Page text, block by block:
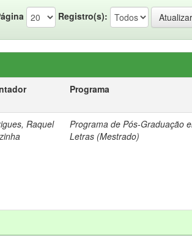
Registro(s):
Programa
Raquel
Programa de Pós-Graduação
Letras (Mestrado)